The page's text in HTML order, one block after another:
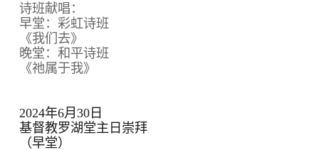
诗班献唱：
早堂：彩虹诗班
《我们去》
晚堂：和平诗班
《祂属于我》
2024年6月30日
基督教罗湖堂主日崇拜
（早堂）